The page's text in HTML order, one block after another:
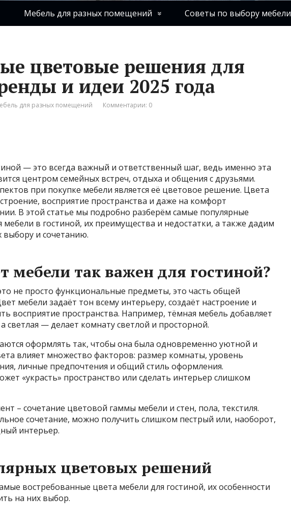
Мебель для разных помещений Советы по выбору мебели
цветовые решения для
и идеи 2025 года
для разных помещений Комментарии: 0
— это всегда важный и ответственный шаг, ведь именно эта
центром семейных встреч, отдыха и общения с друзьями.
при покупке мебели является её цветовое решение. Цвета
восприятие пространства и даже на комфорт
В этой статье мы подробно разберём самые популярные
в гостиной, их преимущества и недостатки, а также дадим
выбору и сочетанию.
мебели так важен для гостиной?
не просто функциональные предметы, это часть общей
мебели задаёт тон всему интерьеру, создаёт настроение и
восприятие пространства. Например, тёмная мебель добавляет
светлая — делает комнату светлой и просторной.
оформлять так, чтобы она была одновременно уютной и
влияет множество факторов: размер комнаты, уровень
личные предпочтения и общий стиль оформления.
«украсть» пространство или сделать интерьер слишком
– сочетание цветовой гаммы мебели и стен, пола, текстиля.
сочетание, можно получить слишком пестрый или, наоборот,
интерьер.
цветовых решений
востребованные цвета мебели для гостиной, их особенности
на них выбор.